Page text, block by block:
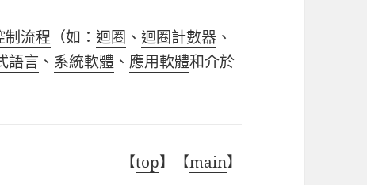
制流程 （如：迴圈 、迴圈計數器 、
語言 、 系統軟體 、 應用軟體和介於
【top】【main】